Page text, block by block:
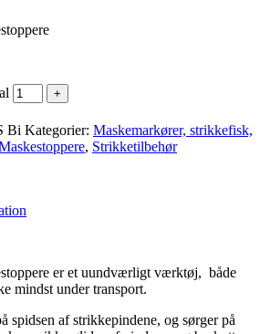
Bi Kategorier: Maskemarkører, strikkefisk,
, Strikketilbehør
er et uundværligt værktøj, både
mindst under transport.
spidsen af strikkepindene, og sørger på